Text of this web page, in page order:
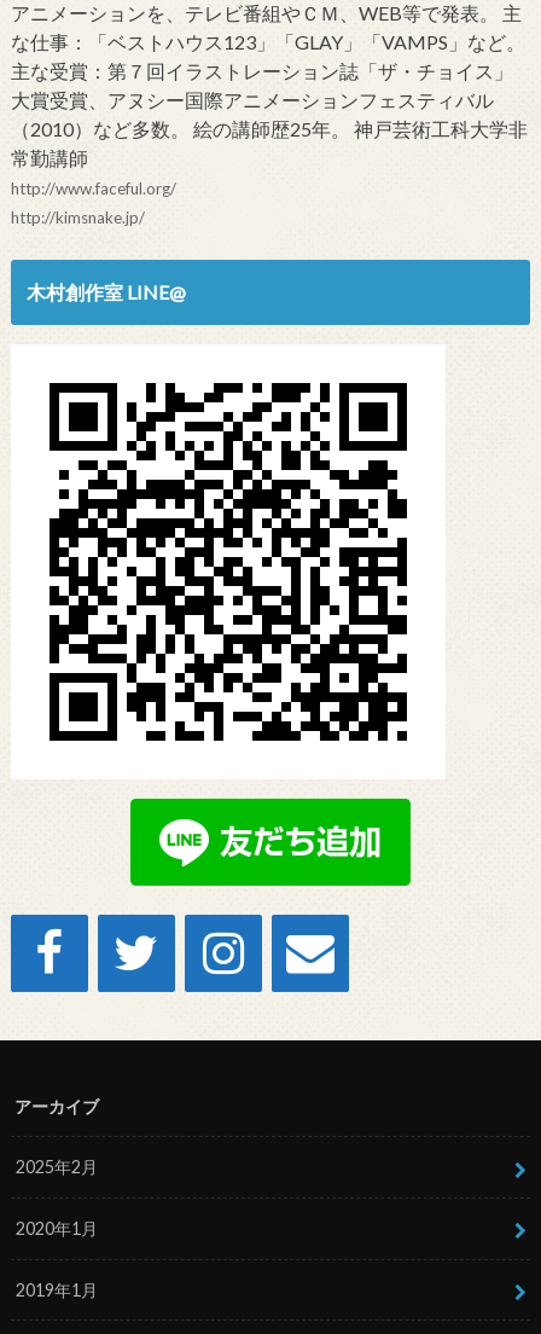
アニメーションを、テレビ番組やＣＭ、WEB等で発表。 主
な仕事：「ベストハウス123」「GLAY」「VAMPS」など。
主な受賞：第７回イラストレーション誌「ザ・チョイス」
大賞受賞、アヌシー国際アニメーションフェスティバル
（2010）など多数。 絵の講師歴25年。 神戸芸術工科大学非
常勤講師
http://www.faceful.org/
http://kimsnake.jp/
木村創作室 LINE@
アーカイブ
2025年2月
2020年1月
2019年1月